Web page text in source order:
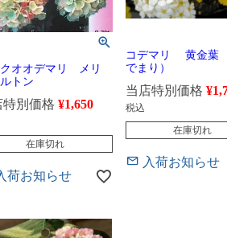
クオオデマリ メリ
トン
特別価格 ¥1,650
在庫切れ
荷お知らせ
コデマリ 黄金葉
でまり）
当店特別価格 ¥
税込
在庫切れ
入荷お知らせ